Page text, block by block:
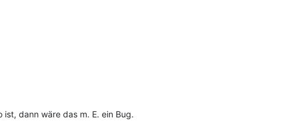
ist, dann wäre das m. E. ein Bug.